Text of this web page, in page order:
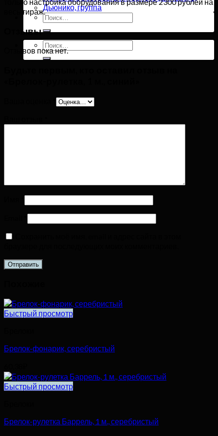
Дьюнико, группа
Искать:
Искать:
весь тираж.
Отзывы
Отзывов пока нет.
Быстрый просмотр
Брелок-фонарик, серебристый
Быстрый просмотр
Брелок-рулетка Баррель, 1 м., серебристый